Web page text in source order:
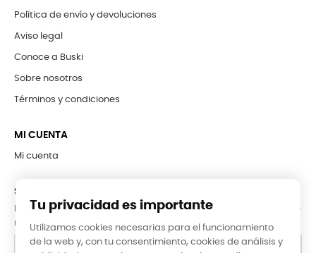
Política de envío y devoluciones
Aviso legal
Conoce a Buski
Sobre nosotros
Términos y condiciones
MI CUENTA
Mi cuenta
SUBCRÍBETE A LA NEWSLETTER
Puede darse de baja en cualquier momento. Para ello, consulte
nuestra información de contacto en el aviso legal.
Tu privacidad es importante
Utilizamos cookies necesarias para el funcionamiento
de la web y, con tu consentimiento, cookies de análisis y